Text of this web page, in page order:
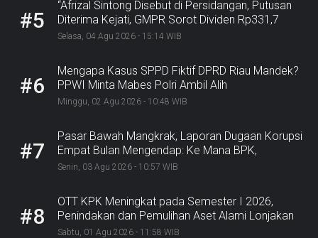
#5
“Afrizal Sintong Disebut di Persidangan, Putusan
Diterima Kejati, GMPR Sorot Dividen Rp331,7
Miliar”
Selasa, 04 Agu 2026 - 15:14 WIB
#6
Mengapa Kasus SPPD Fiktif DPRD Riau Mandek?
PPWI Minta Mabes Polri Ambil Alih
Minggu, 02 Agu 2026 - 10:48 WIB
#7
Pasar Bawah Mangkrak, Laporan Dugaan Korupsi
Empat Bulan Mengendap: Ke Mana BPK,
Inspektorat, dan Kejaksaan?
Senin, 03 Agu 2026 - 10:57 WIB
#8
OTT KPK Meningkat pada Semester I 2026,
Penindakan dan Pemulihan Aset Alami Lonjakan
Sabtu, 01 Agu 2026 - 11:58 WIB